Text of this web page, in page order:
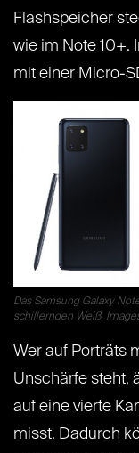
Flashspeicher
wie im Note 10+.
mit einer Micro-
Das Samsung Galaxy
schillernden Weiß.
Wer auf Porträts
Unschärfe steht,
auf eine vierte
misst. Dadurch